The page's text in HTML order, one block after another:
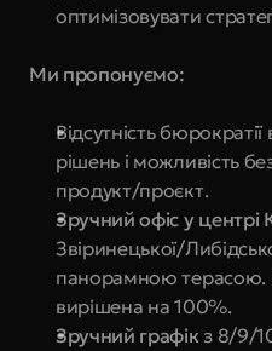
оптимізовувати
Ми пропонуємо:
Відсутність
рішень і можливість
продукт/проєкт.
Зручний офіс у центрі
Звіринецької/
панорамною терасою.
вирішена на 100%.
Зручний графік з 8/9/